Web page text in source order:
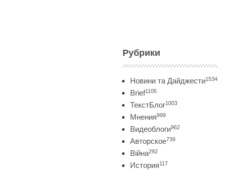
Рубрики
Новини та Дайджести1534
Brief1105
ТекстБлог1003
Мнения999
Видеоблоги962
Авторское739
Війна292
История117